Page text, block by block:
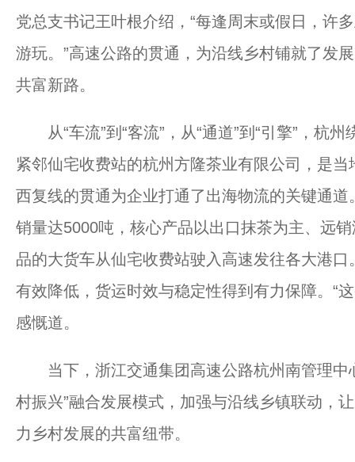
党总支书记王叶根介绍，“每逢周末或假日，许
游玩。”高速公路的贯通，为沿线乡村铺就了发
共富新路。
从“车流”到“客流”，从“通道”到“引擎”，杭
紧邻仙宅收费站的杭州方隆茶业有限公司，是
西复线的贯通为企业打通了出海物流的关键通
销量达5000吨，核心产品以出口抹茶为主、远
品的大货车从仙宅收费站驶入高速发往各大港
有效降低，货运时效与稳定性得到有力保障。“
感慨道。
当下，浙江交通集团高速公路杭州南管理中
村振兴”融合发展模式，加强与沿线乡镇联动，
力乡村发展的共富纽带。